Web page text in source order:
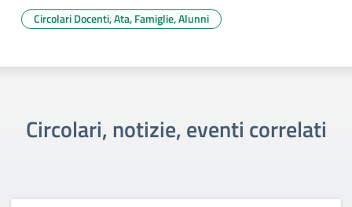
Circolari Docenti, Ata, Famiglie, Alunni
Circolari, notizie, eventi correlati